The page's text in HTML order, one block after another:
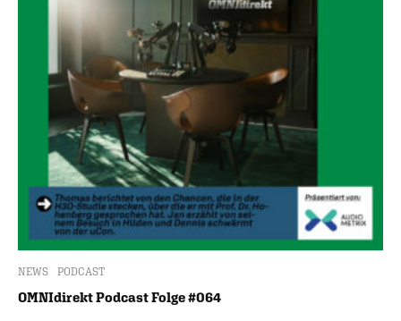
NEWS PODCAST
OMNIdirekt Podcast Folge #064